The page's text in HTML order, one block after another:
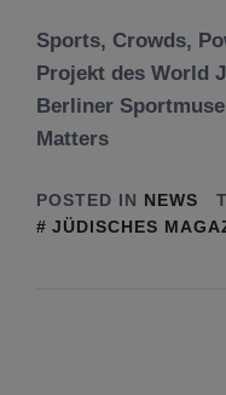
Sports, Crowds,
Projekt des World
Berliner
Matters
POSTED IN NEWS
JÜDISCHES